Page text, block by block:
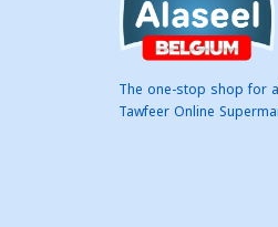
The one-stop shop for
Tawfeer Online